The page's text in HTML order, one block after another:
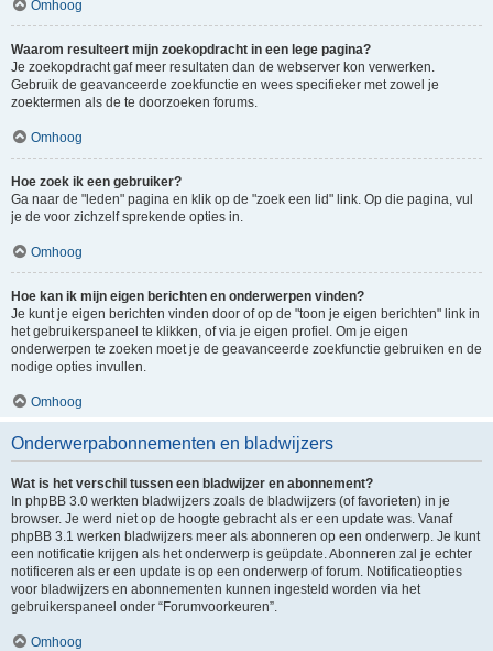
Omhoog
Waarom resulteert mijn zoekopdracht in een lege pagina?
Je zoekopdracht gaf meer resultaten dan de webserver kon verwerken.
Gebruik de geavanceerde zoekfunctie en wees specifieker met zowel je
zoektermen als de te doorzoeken forums.
Omhoog
Hoe zoek ik een gebruiker?
Ga naar de "leden" pagina en klik op de "zoek een lid" link. Op die pagina, vul
je de voor zichzelf sprekende opties in.
Omhoog
Hoe kan ik mijn eigen berichten en onderwerpen vinden?
Je kunt je eigen berichten vinden door of op de "toon je eigen berichten" link in
het gebruikerspaneel te klikken, of via je eigen profiel. Om je eigen
onderwerpen te zoeken moet je de geavanceerde zoekfunctie gebruiken en de
nodige opties invullen.
Omhoog
Onderwerpabonnementen en bladwijzers
Wat is het verschil tussen een bladwijzer en abonnement?
In phpBB 3.0 werkten bladwijzers zoals de bladwijzers (of favorieten) in je
browser. Je werd niet op de hoogte gebracht als er een update was. Vanaf
phpBB 3.1 werken bladwijzers meer als abonneren op een onderwerp. Je kunt
een notificatie krijgen als het onderwerp is geüpdate. Abonneren zal je echter
notificeren als er een update is op een onderwerp of forum. Notificatieopties
voor bladwijzers en abonnementen kunnen ingesteld worden via het
gebruikerspaneel onder “Forumvoorkeuren”.
Omhoog